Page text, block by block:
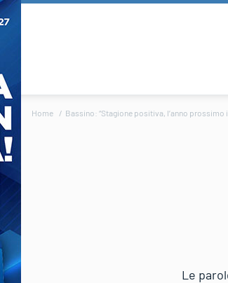
Home Bassino: “Stagione positiva, l’anno prossimo
Le